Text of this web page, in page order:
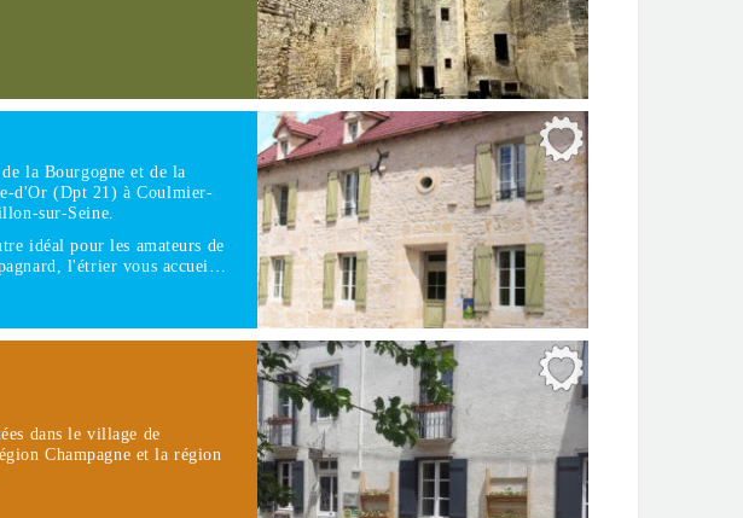
la Bourgogne et de la
d'Or (Dpt 21) à Coulmier-
sur-Seine.
idéal pour les amateurs de
l'étrier vous accuei…
dans le village de
Champagne et la région